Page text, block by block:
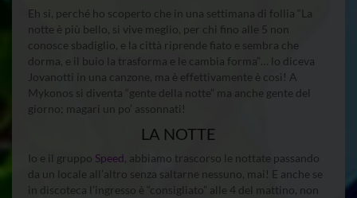
Eh si, perché ho scoperto che in una settimana di follia “La
notte è più bello, si vive meglio, per chi fino alle 5 non
conosce sbadiglio, e la città riprende fiato e sembra che
dorma, e il buio la trasforma e le cambia forma”… lo diceva
Jovanotti in una canzone, ma è effettivamente è così! A
Mykonos si diventa “gente della notte” ma anche gente del
giorno; magari un po’ assonnati!
LA NOTTE
Io e il gruppo Speed , abbiamo trascorso le nottate passando
da un locale all’altro senza saltarne nessuno, mai! E anche se
in discoteca l’ingresso è “consigliato” alle 4 del mattino, non